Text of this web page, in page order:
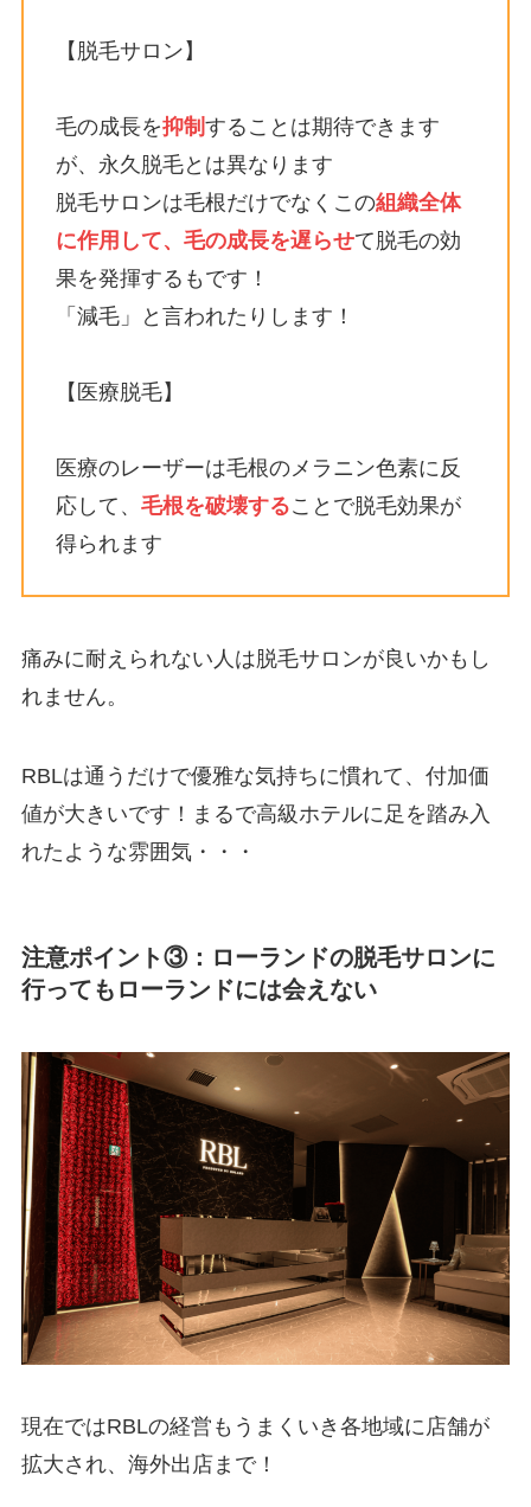
【脱毛サロン】
毛の成長を抑制 することは期待できます
が、永久脱毛とは異なります
脱毛サロンは毛根だけでなくこの組織全体
に作用して、毛の成長を遅らせて脱毛の効
果を発揮するもです！
「減毛」と言われたりします！
【医療脱毛】
医療のレーザーは毛根のメラニン色素に反
応して、 毛根を破壊することで脱毛効果が
得られます
痛みに耐えられない人は脱毛サロンが良いかもし
れません。
RBLは通うだけで優雅な気持ちに慣れて、付加価
値が大きいです！まるで高級ホテルに足を踏み入
れたような雰囲気・・・
注意ポイント③：ローランドの脱毛サロンに
行ってもローランドには会えない
現在ではRBLの経営もうまくいき各地域に店舗が
拡大され、海外出店まで！